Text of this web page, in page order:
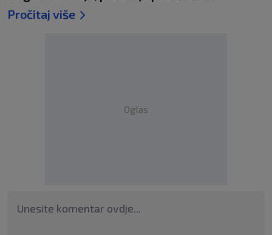
Pročitaj više
Oglas